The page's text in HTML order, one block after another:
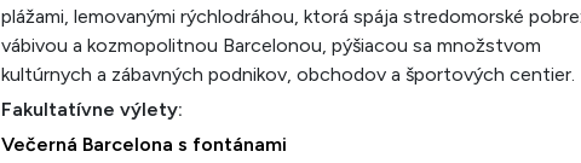
plážami, lemovanými rýchlodráhou, ktorá spája stredomorské
vábivou a kozmopolitnou Barcelonou, pýšiacou sa množstvom
kultúrnych a zábavných podnikov, obchodov a športových centier.
Fakultatívne výlety:
Večerná Barcelona s fontánami